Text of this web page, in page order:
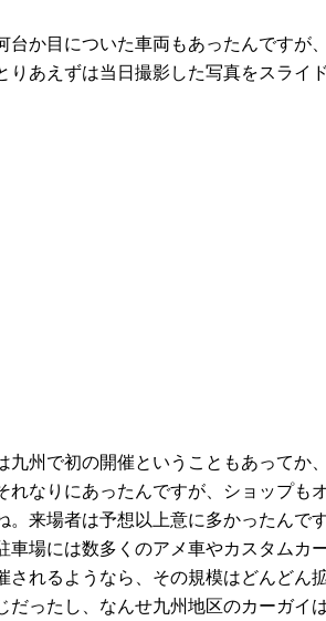
か目についた車両もあったんですが
りあえずは当日撮影した写真をスライ
州で初の開催ということもあってか
れなりにあったんですが、ショップも
来場者は予想以上意に多かったんです
場には数多くのアメ車やカスタムカ
されるようなら、その規模はどんどん
ったし、なんせ九州地区のカーガイ